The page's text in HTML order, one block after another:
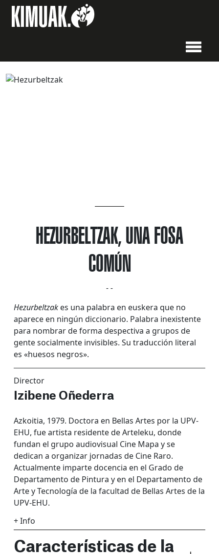
HEZURBELTZAK, UNA FOSA
COMÚN
- -
Hezurbeltzak es una palabra en euskera que no
aparece en ningún diccionario. Palabra inexistente
para nombrar de forma despectiva a grupos de
gente socialmente invisibles. Su traducción literal
es «huesos negros».
Director
Izibene Oñederra
Azkoitia, 1979. Doctora en Bellas Artes por la UPV-
EHU, fue artista residente de Arteleku, donde
fundan el grupo audiovisual Cine Mapa y se
dedican a organizar jornadas de Cine Raro.
Actualmente imparte docencia en el Grado de
Departamento de Pintura y en el Departamento de
Arte y Tecnología de la facultad de Bellas Artes de la
UPV-EHU.
+ Info
Características de la